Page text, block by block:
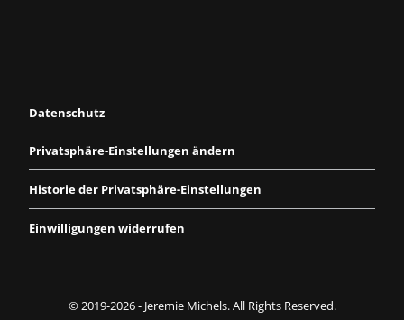
Datenschutz
Privatsphäre-Einstellungen ändern
Historie der Privatsphäre-Einstellungen
Einwilligungen widerrufen
© 2019-2026 - Jeremie Michels. All Rights Reserved.